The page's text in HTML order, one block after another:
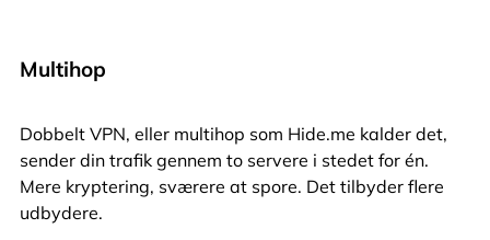
Multihop
Dobbelt VPN, eller multihop som Hide.me kalder det,
sender din trafik gennem to servere i stedet for én.
Mere kryptering, sværere at spore. Det tilbyder flere
udbydere.